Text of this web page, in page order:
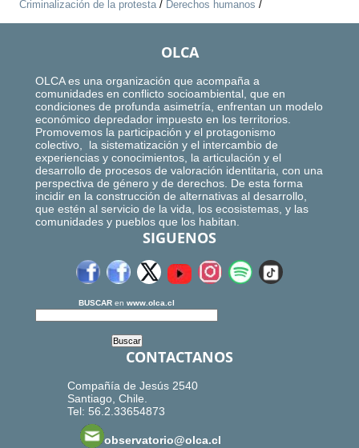
Criminalización de la protesta/ Derechos humanos /
OLCA
OLCA es una organización que acompaña a
comunidades en conflicto socioambiental, que en
condiciones de profunda asimetría, enfrentan un modelo
económico depredador impuesto en los territorios.
Promovemos la participación y el protagonismo
colectivo, la sistematización y el intercambio de
experiencias y conocimientos, la articulación y el
desarrollo de procesos de valoración identitaria, con una
perspectiva de género y de derechos. De esta forma
incidir en la construcción de alternativas al desarrollo,
que estén al servicio de la vida, los ecosistemas, y las
comunidades y pueblos que los habitan.
SIGUENOS
BUSCAR en www.olca.cl
CONTACTANOS
Compañía de Jesús 2540
Santiago, Chile.
Tel: 56.2.33654873
observatorio@olca.cl